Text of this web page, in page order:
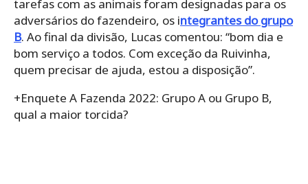
tarefas com as animais foram designadas para os
adversários do fazendeiro, os integrantes do grupo
B. Ao final da divisão, Lucas comentou: “bom dia e
bom serviço a todos. Com exceção da Ruivinha,
quem precisar de ajuda, estou a disposição”.
+Enquete A Fazenda 2022: Grupo A ou Grupo B,
qual a maior torcida?